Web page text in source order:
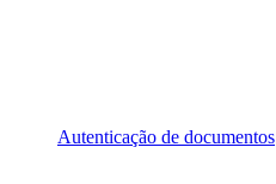
Autenticação de documentos